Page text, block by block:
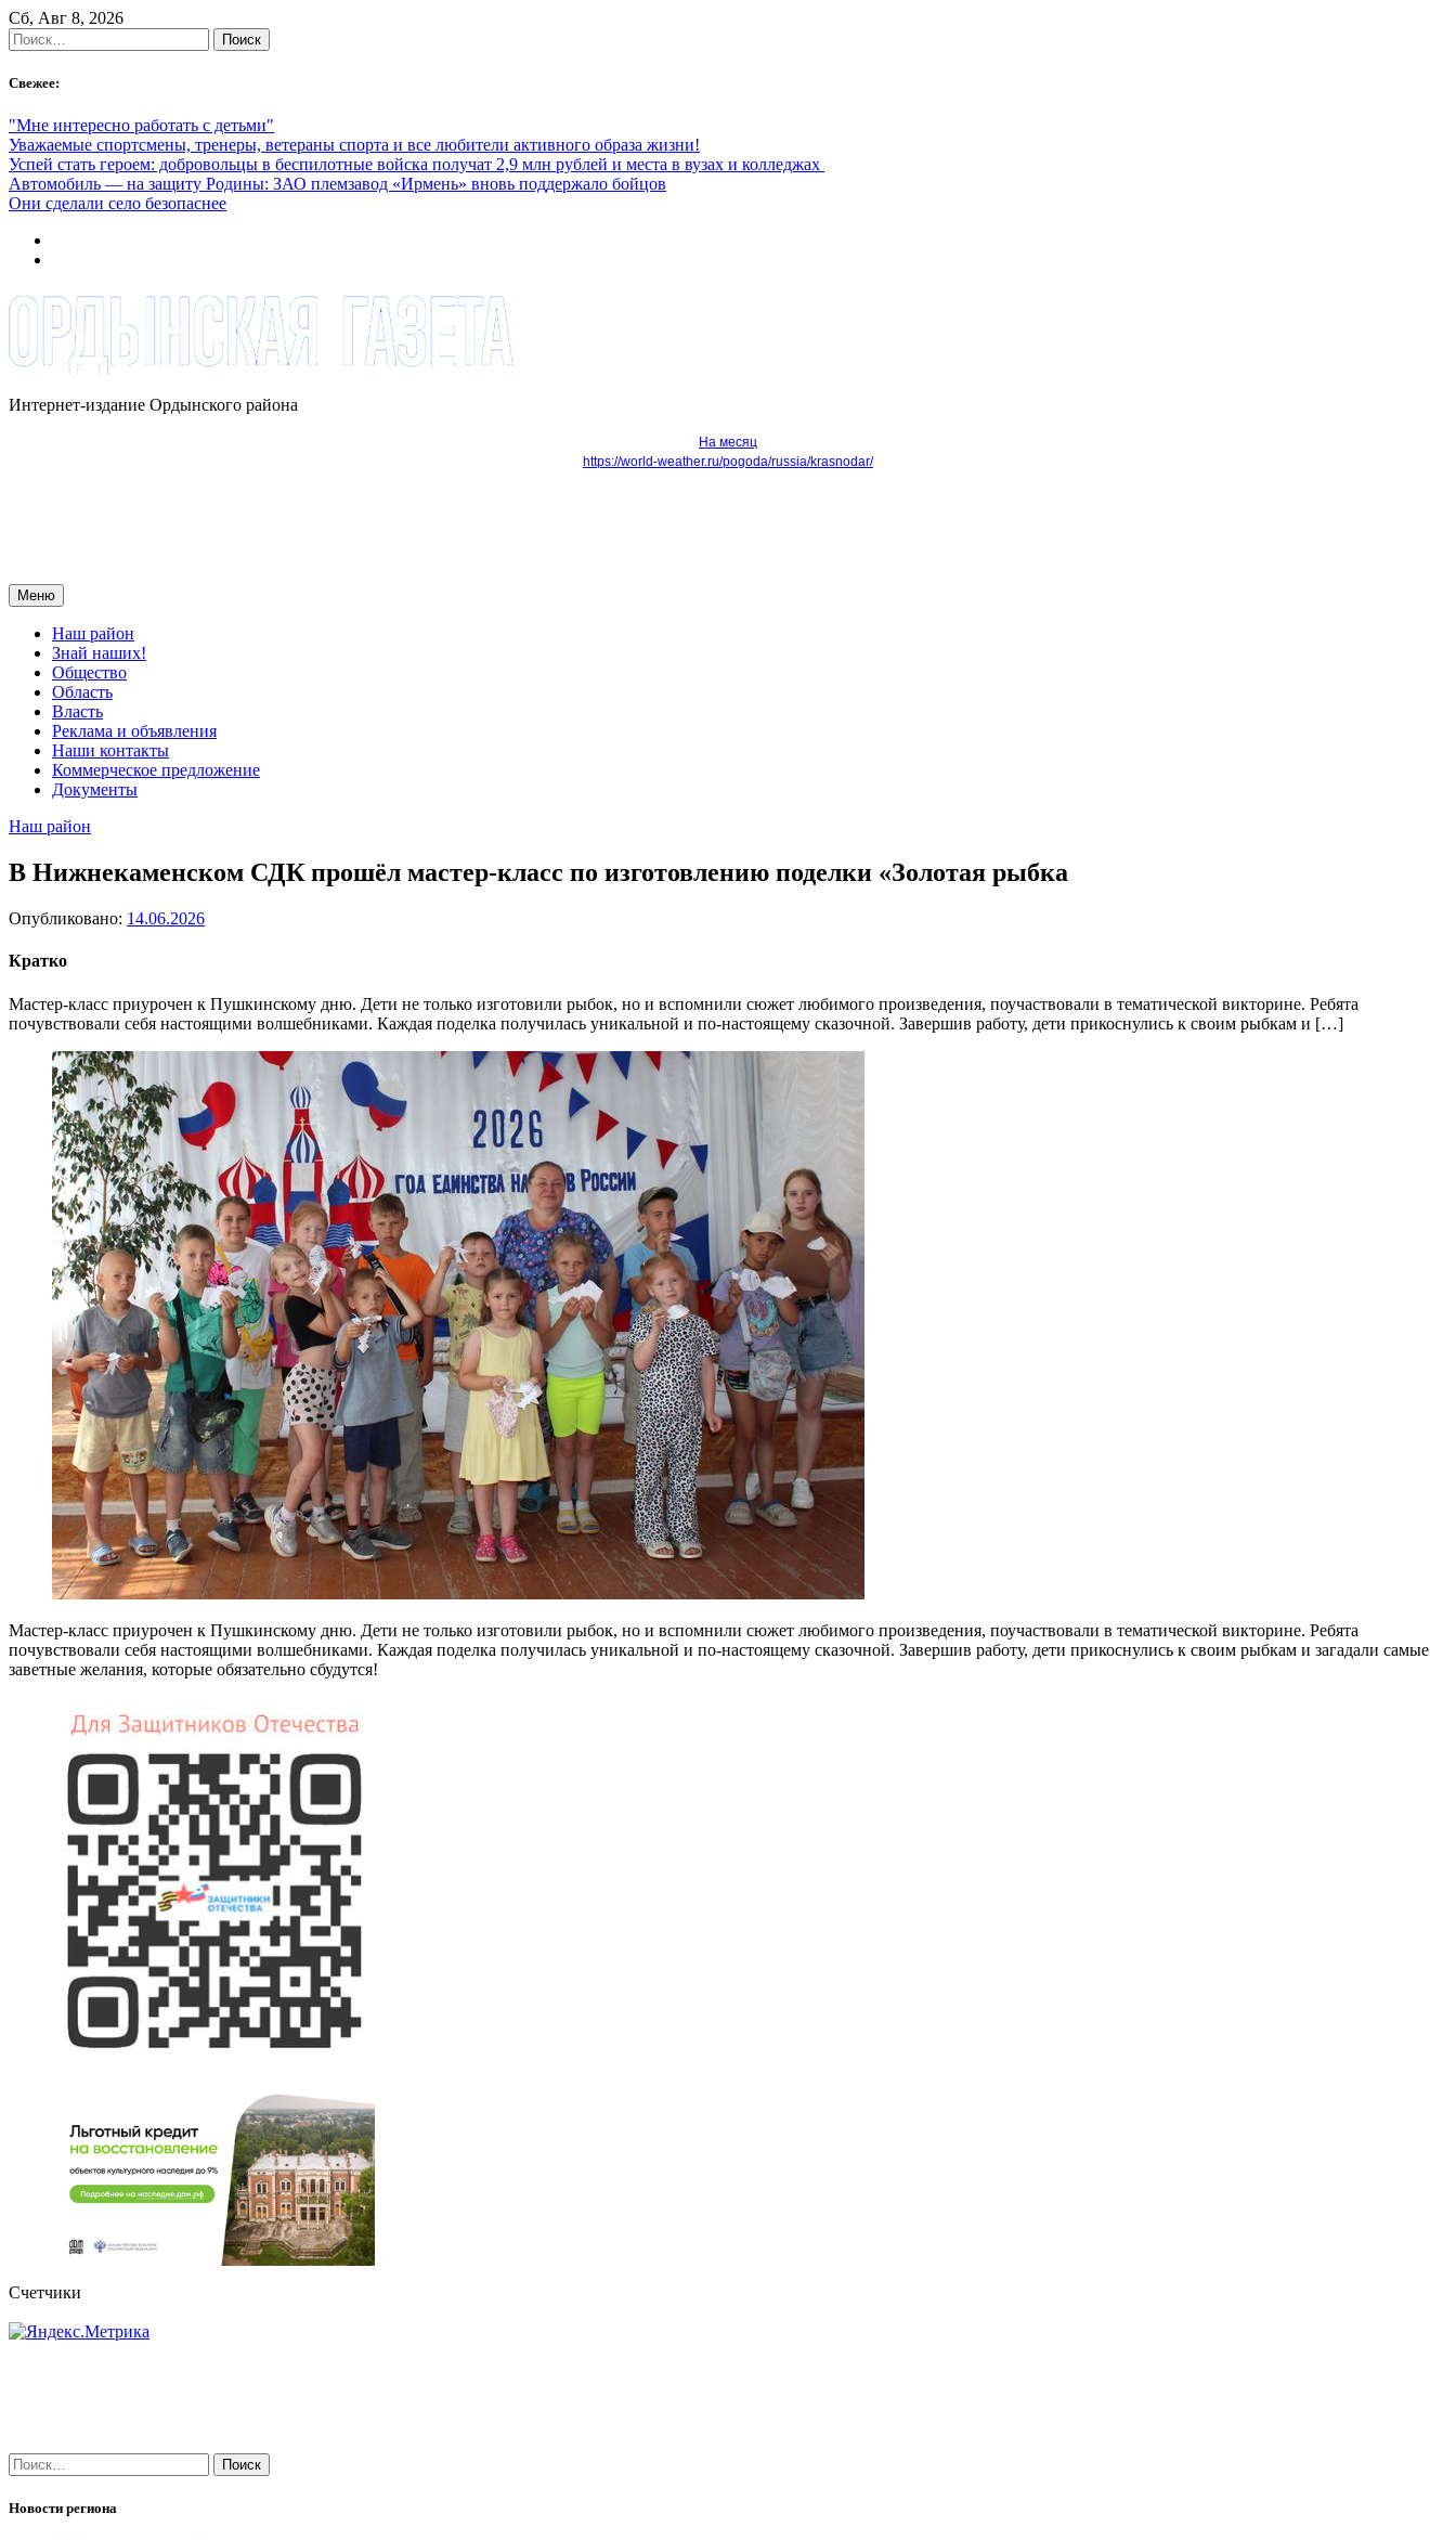
Skip
to
content
Сб, Авг 8, 2026
Найти:
Свежее:
"Мне интересно работать с детьми"
Уважаемые спортсмены, тренеры, ветераны спорта и все любители активного образа жизни!
Успей стать героем: добровольцы в беспилотные войска получат 2,9 млн рублей и места в вузах и колледжах
Автомобиль — на защиту Родины: ЗАО племзавод «Ирмень» вновь поддержало бойцов
Они сделали село безопаснее
Интернет-издание Ордынского района
На месяц
https://world-weather.ru/pogoda/russia/krasnodar/
Меню
Наш район
Знай наших!
Общество
Область
Власть
Реклама и объявления
Наши контакты
Коммерческое предложение
Документы
Наш район
В Нижнекаменском СДК прошёл мастер-класс по изготовлению поделки «Золотая рыбка
Опубликовано: 14.06.2026
Кратко
Мастер-класс приурочен к Пушкинскому дню. Дети не только изготовили рыбок, но и вспомнили сюжет любимого произведения, поучаствовали в тематической викторине. Ребята
почувствовали себя настоящими волшебниками. Каждая поделка получилась уникальной и по-настоящему сказочной. Завершив работу, дети прикоснулись к своим рыбкам и […]
Мастер-класс приурочен к Пушкинскому дню. Дети не только изготовили рыбок, но и вспомнили сюжет любимого произведения, поучаствовали в тематической викторине. Ребята
почувствовали себя настоящими волшебниками. Каждая поделка получилась уникальной и по-настоящему сказочной. Завершив работу, дети прикоснулись к своим рыбкам и загадали самые
заветные желания, которые обязательно сбудутся!
Счетчики
Найти:
Новости региона